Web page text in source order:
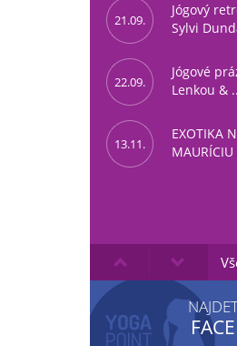
21.09.
Jógový
Sylvi
22.09.
Jógové
Lenkou &
13.11.
EXOTIKA
MAURÍCIU